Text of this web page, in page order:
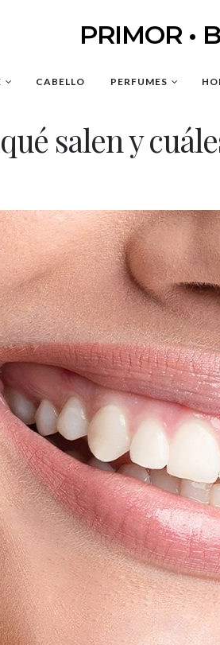
PRIMOR •
CABELLO PERFUMES
salen y